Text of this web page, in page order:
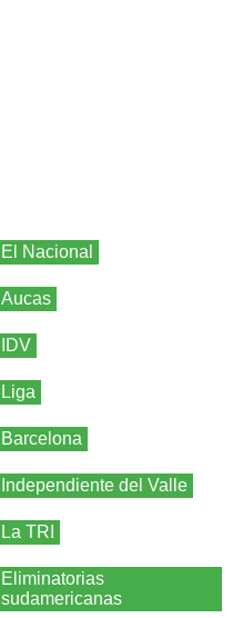
El Nacional
Aucas
IDV
Liga
Barcelona
Independiente del Valle
La TRI
Eliminatorias
sudamericanas